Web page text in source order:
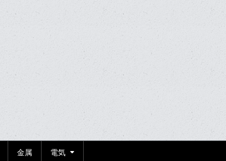
金属 電気